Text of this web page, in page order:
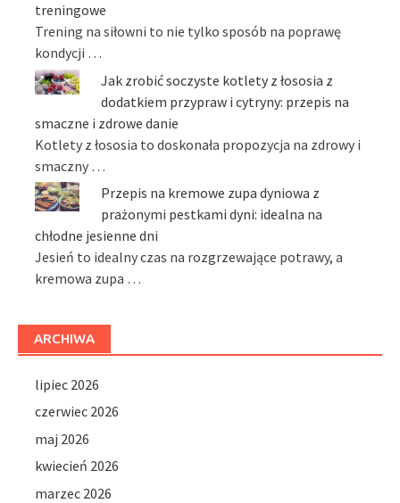
treningowe
Trening na siłowni to nie tylko sposób na poprawę
kondycji …
Jak zrobić soczyste kotlety z łososia z
dodatkiem przypraw i cytryny: przepis na
smaczne i zdrowe danie
Kotlety z łososia to doskonała propozycja na zdrowy i
smaczny …
Przepis na kremowe zupa dyniowa z
prażonymi pestkami dyni: idealna na
chłodne jesienne dni
Jesień to idealny czas na rozgrzewające potrawy, a
kremowa zupa …
ARCHIWA
lipiec 2026
czerwiec 2026
maj 2026
kwiecień 2026
marzec 2026